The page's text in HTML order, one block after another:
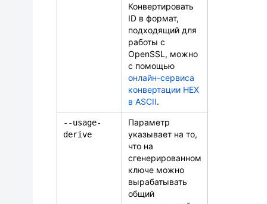
Конвертировать
ID в формат,
подходящий для
работы с
OpenSSL, можно
с помощью
онлайн-сервиса
конвертации HEX
в ASCII.
- -usage-
derive
Параметр
указывает на то,
что на
сгенерированном
ключе можно
вырабатывать
общий